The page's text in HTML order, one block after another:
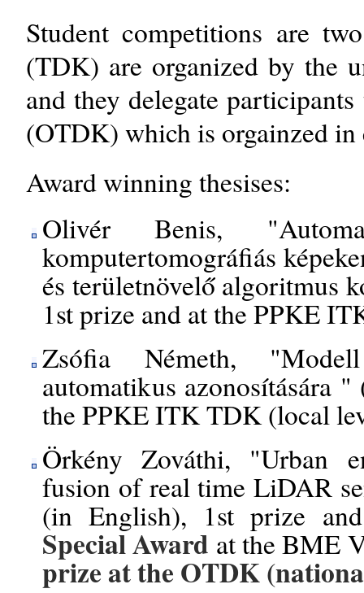
Student competitions are
(TDK) are organized by the
and they delegate
(OTDK) which is orgainzed in
Award winning thesises:
Olivér Benis,
komputertomográfiás
és területnövelő algoritmus
1st prize and at the PPKE
Zsófia Németh,
automatikus azonosítására
the PPKE ITK TDK (local
Örkény Zováthi, "Urban
fusion of real time LiDAR
(in English), 1st prize
Special Award at the BME
prizeat the OTDK